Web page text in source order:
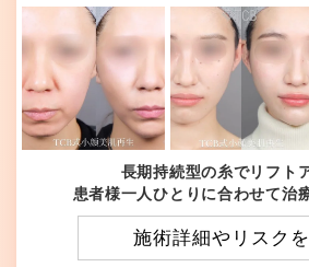
長期持続型の糸でリフト
患者様一人ひとりに合わせて治
施術詳細やリスク